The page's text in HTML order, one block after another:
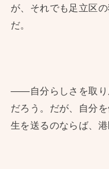
が、それでも足立区
だ。
——自分らしさを取り
だろう。だが、自分
生を送るのならば、